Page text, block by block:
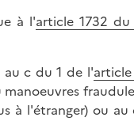
à l'article 1732
au c du 1 de l'
à l'étranger) ou